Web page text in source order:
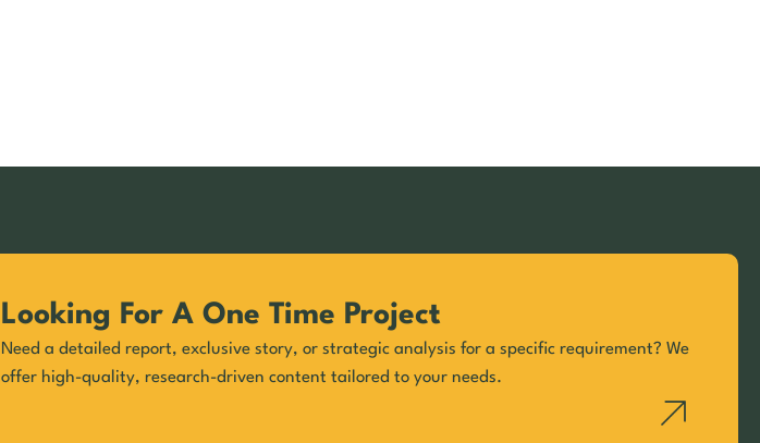
Looking For A One Time Project
Need a detailed report, exclusive story, or strategic analysis for a specific requirement? We
offer high-quality, research-driven content tailored to your needs.